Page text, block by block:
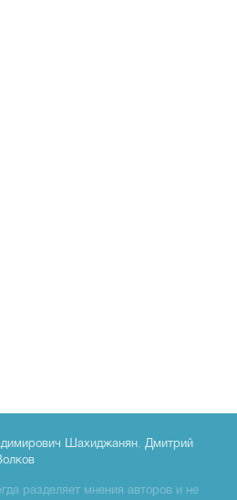
Шахиджанян, Дмитрий
разделяет мнения авторов и не